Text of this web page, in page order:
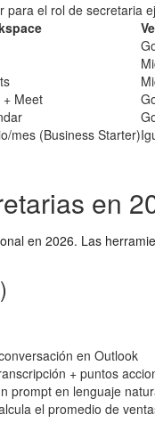
para el rol de secretaria
Meet
mes (Business Starter)
en
en 2026. Las
en Outlook
+ puntos
prompt en lenguaje
el promedio de